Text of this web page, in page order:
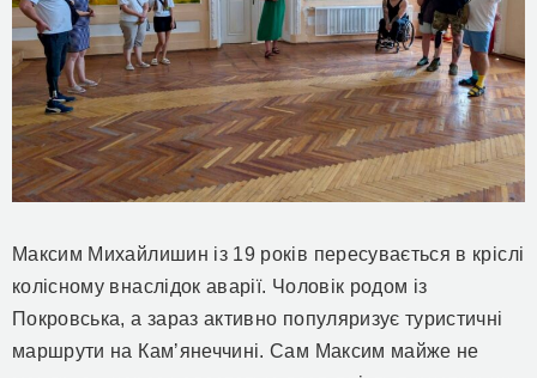
Максим Михайлишин із 19 років пересувається в кріслі
колісному внаслідок аварії. Чоловік родом із
Покровська, а зараз активно популяризує туристичні
маршрути на Камʼянеччині. Сам Максим майже не